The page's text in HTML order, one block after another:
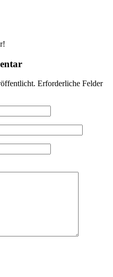
Erforderliche Felder